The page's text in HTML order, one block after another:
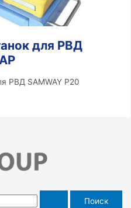
для РВД
РВД SAMWAY P20